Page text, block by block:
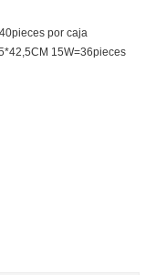
por caja
15W=36pieces